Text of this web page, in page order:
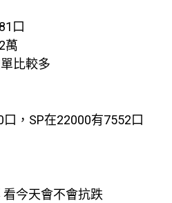
口
萬
比較多
，SP在22000有7552口
今天會不會抗跌